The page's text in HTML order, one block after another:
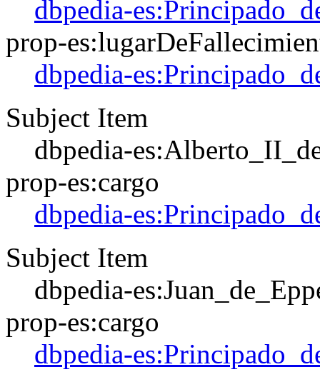
dbpedia-
prop-
dbpedia-
Subject Item
dbpedia-
prop-es:cargo
dbpedia-
Subject Item
dbpedia-
prop-es:cargo
dbpedia-